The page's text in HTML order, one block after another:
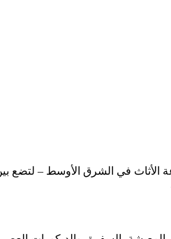
الأثاث في الشرق الأوسط – لتضع